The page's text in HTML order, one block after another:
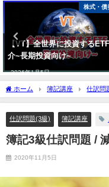
株式・債
【VT】全世界に投資する
介~長期投資向け~
2026年1月5日
ホーム 簿記講座 仕訳問
仕訳問題(3級) 簿記講座
簿記3級仕訳問題 /
2020年11月5日